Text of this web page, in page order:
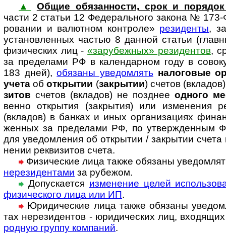
▲
Общие обязанности, срок и
части 2 ста­тьи 12 Феде­раль­ного закона №
ро­ва­нии и валют­ном конт­роле» рези­денты,
уста­нов­лен­ных час­тью 8 дан­ной ста­тьи
физи­чес­ких лиц -«зару­беж­ных» рези­ден­тов,
за пре­де­лами РФ в кален­дар­ном году в
183 дней),обя­заны уве­дом­лять нало­го­вые
учета оботкры­тии (закры­тии) сче­тов
зи­тов сче­тов (вкла­дов) не позд­нее одного
венно откры­тия (закры­тия) или изме­не­ния
(вкла­дов) в бан­ках и иных орга­ни­за­циях
жен­ных за пре­де­лами РФ, по утвер­ж­ден­ным
для уве­дом­ле­ния об откры­тии / закры­тии
не­нии рек­ви­зи­тов счета.
Физические лица также обязаны
нере­зи­ден­тами за рубежом.
Допускается изменение целей
физи­чес­кого лица или ИП.
Юридические лица также обязаны
тах нере­зи­ден­тов - юри­ди­чес­ких лиц,
род­ную группу ком­паний.